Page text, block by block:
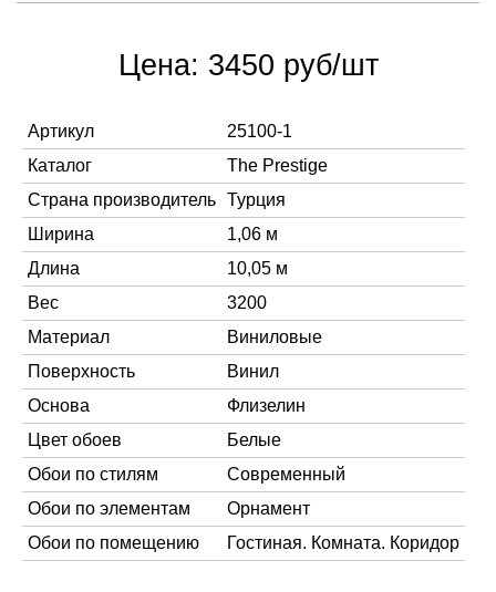
Цена: 3450 руб/шт
Артикул
25100-1
Каталог
The Prestige
Страна производитель Турция
Ширина
1,06 м
Длина
10,05 м
Вес
3200
Материал
Виниловые
Поверхность
Винил
Основа
Флизелин
Цвет обоев
Белые
Обои по стилям
Современный
Обои по элементам
Орнамент
Обои по помещению
Гостиная. Комната. Коридор